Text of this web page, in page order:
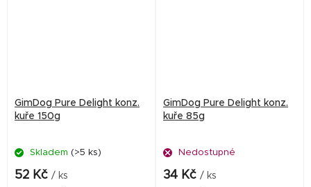
GimDog Pure Delight konz.
kuře 150g
Skladem (>5 ks)
52 Kč / ks
GimDog Pure Delight konz.
kuře 85g
Nedostupné
34 Kč / ks